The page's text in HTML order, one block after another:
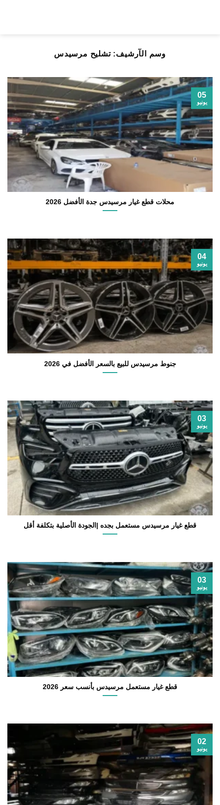
وسم الآرشيف:تشليح مرسيدس
محلات قطع غيار مرسيدس جدة الأفضل 2026
05
يونيو
جنوط مرسيدس للبيع بالسعر الأفضل في 2026
04
يونيو
قطع غيار مرسيدس مستعمل بجده |الجودة الأصلية بتكلفة أقل
03
يونيو
قطع غيار مستعمل مرسيدس بأنسب سعر 2026
03
يونيو
02
يونيو